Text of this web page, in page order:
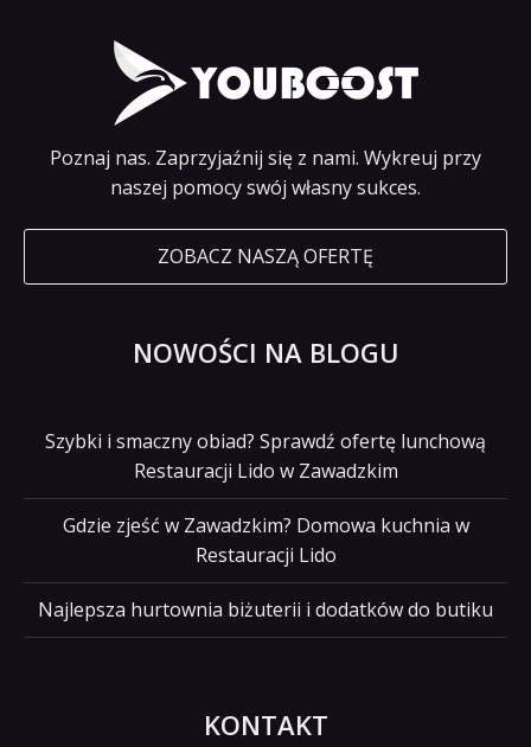
Poznaj nas. Zaprzyjaźnij się z nami. Wykreuj przy
naszej pomocy swój własny sukces.
ZOBACZ NASZĄ OFERTĘ
NOWOŚCI NA BLOGU
Szybki i smaczny obiad? Sprawdź ofertę lunchową
Restauracji Lido w Zawadzkim
Gdzie zjeść w Zawadzkim? Domowa kuchnia w
Restauracji Lido
Najlepsza hurtownia biżuterii i dodatków do butiku
KONTAKT